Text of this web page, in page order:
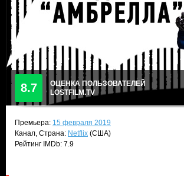
8.7
ОЦЕНКА ПОЛЬЗОВАТЕЛЕЙ
LOSTFILM.TV
Премьера: 15 февраля 2019
Канал, Страна: Netflix (США)
Рейтинг IMDb: 7.9